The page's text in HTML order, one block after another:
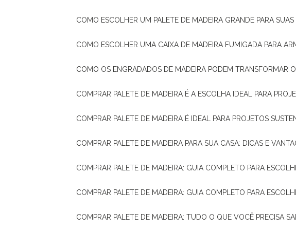
COMO ESCOLHER UM PALETE DE MADEIRA GRANDE PARA
COMO ESCOLHER UMA CAIXA DE MADEIRA FUMIGADA PARA
COMO OS ENGRADADOS DE MADEIRA PODEM TRANSFORMAR
COMPRAR PALETE DE MADEIRA É A ESCOLHA IDEAL PARA
COMPRAR PALETE DE MADEIRA É IDEAL PARA PROJETOS
COMPRAR PALETE DE MADEIRA PARA SUA CASA: DICAS E
COMPRAR PALETE DE MADEIRA: GUIA COMPLETO PARA
COMPRAR PALETE DE MADEIRA: GUIA COMPLETO PARA
COMPRAR PALETE DE MADEIRA: TUDO O QUE VOCÊ PRECISA